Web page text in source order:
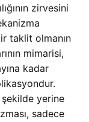
zirvesini
taklit olmanın
mimarisi,
kadar
yerine
sadece